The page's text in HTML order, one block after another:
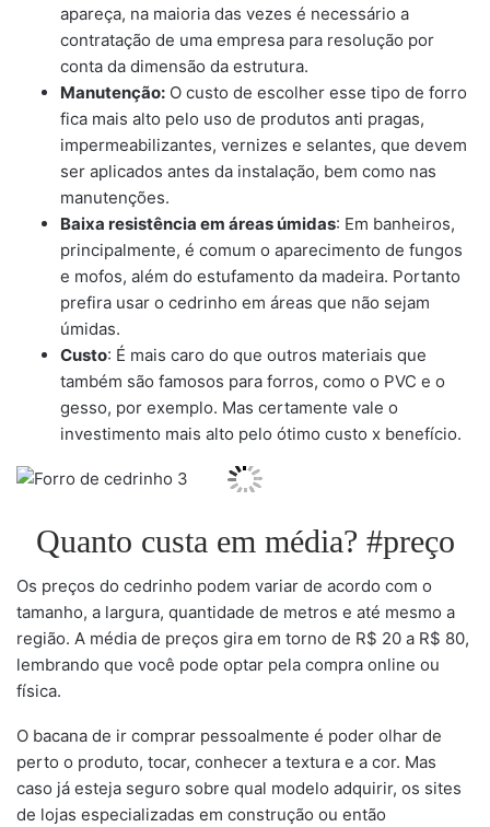
apareça, na maioria das vezes é necessário a
contratação de uma empresa para resolução por
conta da dimensão da estrutura.
Manutenção: O custo de escolher esse tipo de forro
fica mais alto pelo uso de produtos anti pragas,
impermeabilizantes, vernizes e selantes, que devem
ser aplicados antes da instalação, bem como nas
manutenções.
Baixa resistência em áreas úmidas: Em banheiros,
principalmente, é comum o aparecimento de fungos
e mofos, além do estufamento da madeira. Portanto
prefira usar o cedrinho em áreas que não sejam
úmidas.
Custo: É mais caro do que outros materiais que
também são famosos para forros, como o PVC e o
gesso, por exemplo. Mas certamente vale o
investimento mais alto pelo ótimo custo x benefício.
Quanto custa em média? #preço
Os preços do cedrinho podem variar de acordo com o
tamanho, a largura, quantidade de metros e até mesmo a
região. A média de preços gira em torno de R$ 20 a R$ 80,
lembrando que você pode optar pela compra online ou
física.
O bacana de ir comprar pessoalmente é poder olhar de
perto o produto, tocar, conhecer a textura e a cor. Mas
caso já esteja seguro sobre qual modelo adquirir, os sites
de lojas especializadas em construção ou então